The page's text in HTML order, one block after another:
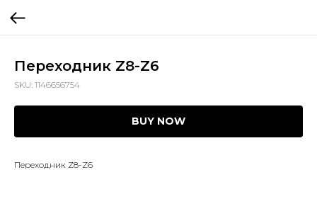
Переходник Z8-Z6
SKU: 1146656754
BUY NOW
Переходник Z8-Z6